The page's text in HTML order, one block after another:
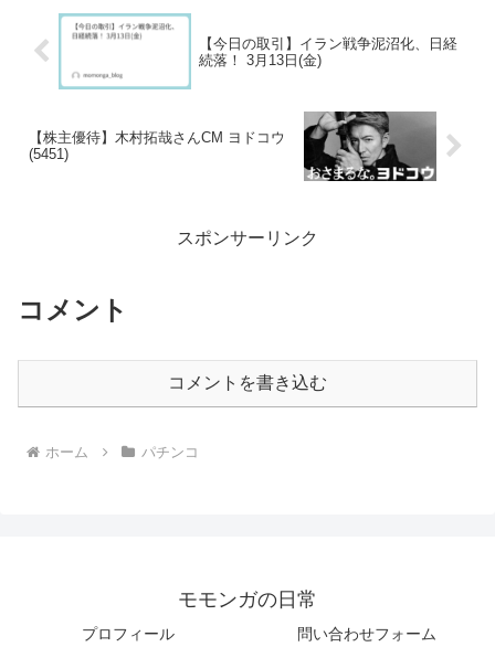
【今日の取引】イラン戦争泥沼化、日経
続落！ 3月13日(金)
【株主優待】木村拓哉さんCM ヨドコウ
(5451)
スポンサーリンク
コメント
コメントを書き込む
ホーム パチンコ
モモンガの日常
プロフィール
問い合わせフォーム